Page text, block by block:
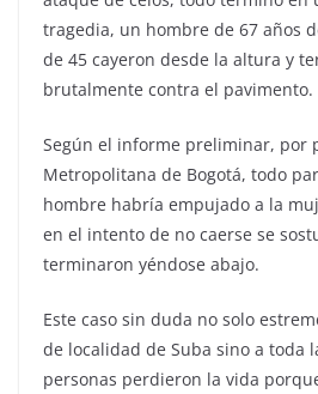
tragedia, un hombre de 67 años
de 45 cayeron desde la altura y
brutalmente contra el pavimento.
Según el informe preliminar, por
Metropolitana de Bogotá, todo
hombre habría empujado a la
en el intento de no caerse se
terminaron yéndose abajo.
Este caso sin duda no solo
de localidad de Suba sino a toda
personas perdieron la vida